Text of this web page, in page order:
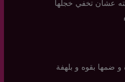
عشان تخفي خجلها
و ضمها بقوه و بلهفة